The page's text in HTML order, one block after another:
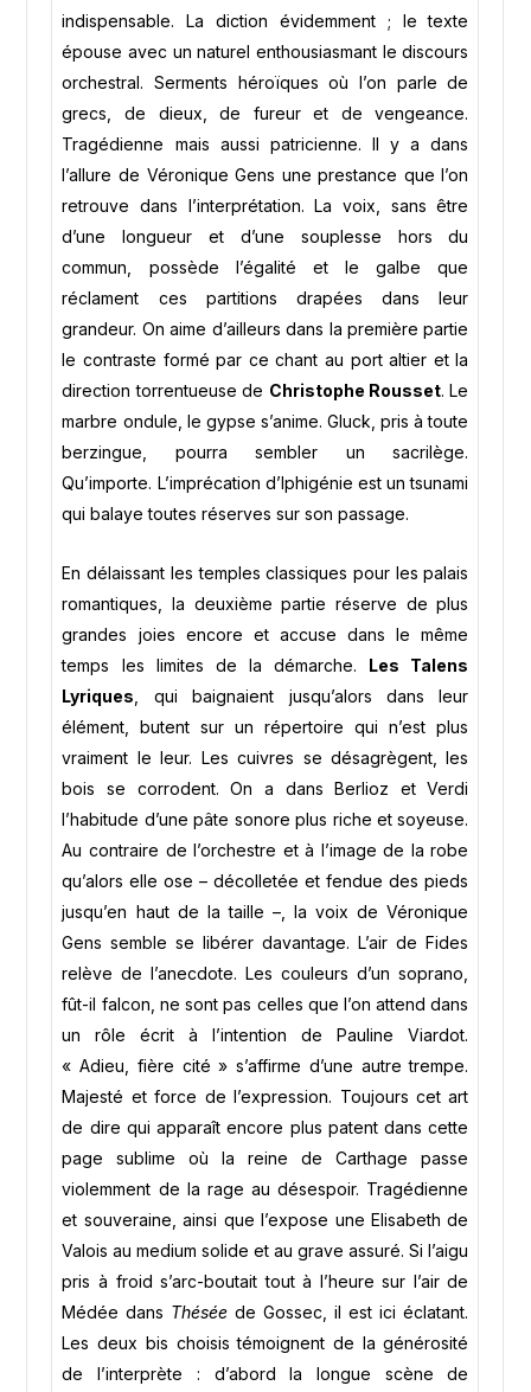
indispensable. La diction évidemment ; le texte
épouse avec un naturel enthousiasmant le discours
orchestral. Serments héroïques où l’on parle de
grecs, de dieux, de fureur et de vengeance.
Tragédienne mais aussi patricienne. Il y a dans
l’allure de Véronique Gens une prestance que l’on
retrouve dans l’interprétation. La voix, sans être
d’une longueur et d’une souplesse hors du
commun, possède l’égalité et le galbe que
réclament ces partitions drapées dans leur
grandeur. On aime d’ailleurs dans la première partie
le contraste formé par ce chant au port altier et la
direction torrentueuse de Christophe Rousset. Le
marbre ondule, le gypse s’anime. Gluck, pris à toute
berzingue, pourra sembler un sacrilège.
Qu’importe. L’imprécation d’Iphigénie est un tsunami
qui balaye toutes réserves sur son passage.
En délaissant les temples classiques pour les palais
romantiques, la deuxième partie réserve de plus
grandes joies encore et accuse dans le même
temps les limites de la démarche.
Les Talens
Lyriques, qui baignaient jusqu’alors dans leur
élément, butent sur un répertoire qui n’est plus
vraiment le leur. Les cuivres se désagrègent, les
bois se corrodent. On a dans Berlioz et Verdi
l’habitude d’une pâte sonore plus riche et soyeuse.
Au contraire de l’orchestre et à l’image de la robe
qu’alors elle ose – décolletée et fendue des pieds
jusqu’en haut de la taille –, la voix de Véronique
Gens semble se libérer davantage. L’air de Fides
relève de l’anecdote. Les couleurs d’un soprano,
fût-il falcon, ne sont pas celles que l’on attend dans
un rôle écrit à l’intention de Pauline Viardot.
« Adieu, fière cité » s’affirme d’une autre trempe.
Majesté et force de l’expression. Toujours cet art
de dire qui apparaît encore plus patent dans cette
page sublime où la reine de Carthage passe
violemment de la rage au désespoir. Tragédienne
et souveraine, ainsi que l’expose une Elisabeth de
Valois au medium solide et au grave assuré. Si l’aigu
pris à froid s’arc-boutait tout à l’heure sur l’air de
Médée dans Thésée de Gossec, il est ici éclatant.
Les deux bis choisis témoignent de la générosité
de l’interprète : d’abord la longue scène de